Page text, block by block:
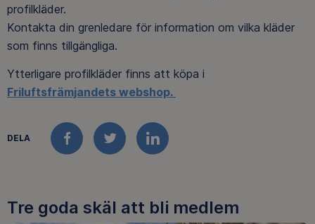
profilkläder.
Kontakta din grenledare för information om vilka kläder
som finns tillgängliga.
Ytterligare profilkläder finns att köpa i
Friluftsfrämjandets webshop.
DELA
FACEBOOKTWITTERLINKEDIN
Tre goda skäl att bli medlem